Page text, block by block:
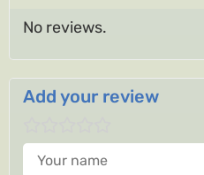
No reviews.
Add your review
Your name